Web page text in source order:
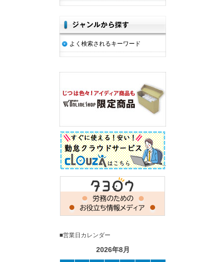
よく検索されるキーワード
■営業日カレンダー
2026年8月